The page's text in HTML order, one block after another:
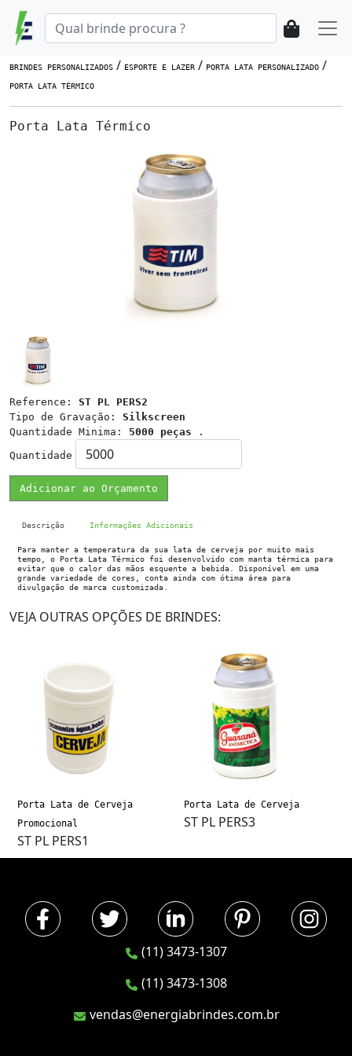
BRINDES PERSONALIZADOS / ESPORTE E LAZER / PORTA LATA PERSONALIZADO /
PORTA LATA TÉRMICO
Porta Lata Térmico
Reference: ST PL PERS2
Tipo de Gravação: Silkscreen
Quantidade Minima: 5000 peças .
Quantidade
Adicionar ao Orçamento
Descrição Informações Adicionais
Para manter a temperatura da sua lata de cerveja por muito mais
tempo, o Porta Lata Térmico foi desenvolvido com manta térmica para
evitar que o calor das mãos esquente a bebida. Disponível em uma
grande variedade de cores, conta ainda com ótima área para
divulgação de marca customizada.
VEJA OUTRAS OPÇÕES DE BRINDES:
Porta Lata de Cerveja
Promocional
ST PL PERS1
Porta Lata de Cerveja
ST PL PERS3
(11) 3473-1307
(11) 3473-1308
vendas@energiabrindes.com.br